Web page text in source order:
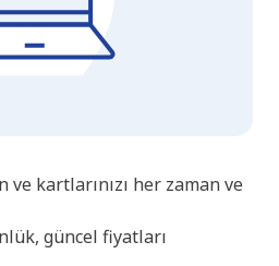
kartlarınızı her zaman ve
güncel fiyatları